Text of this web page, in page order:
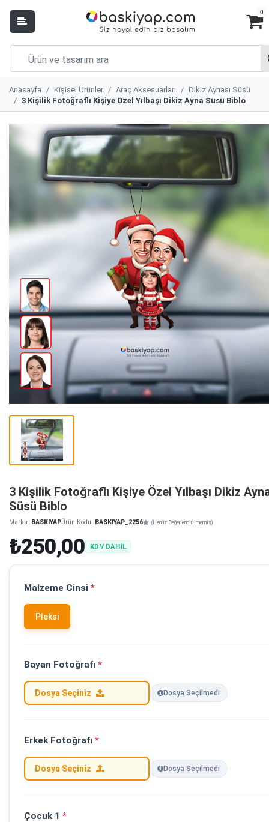
0
Anasayfa Kişisel Ürünler Araç Aksesuarları
Dikiz Aynası Süsü
3 Kişilik Fotoğraflı Kişiye Özel Yılbaşı Dikiz Ayna Süsü Biblo
3 Kişilik Fotoğraflı Kişiye Özel Yılbaşı Dikiz
Süsü Biblo
Marka: BASKIYAPÜrün Kodu: BASKIYAP_2256 (Henüz Değerlendirilmemiş)
₺250,00 KDV DAHİL
Malzeme Cinsi *
Pleksi
Bayan Fotoğrafı *
Dosya Seçiniz Dosya Seçilmedi
Erkek Fotoğrafı *
Dosya Seçiniz Dosya Seçilmedi
Çocuk 1 *